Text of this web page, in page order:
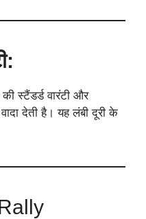
स्टैंडर्ड वारंटी और
देती है। यह लंबी दूरी के